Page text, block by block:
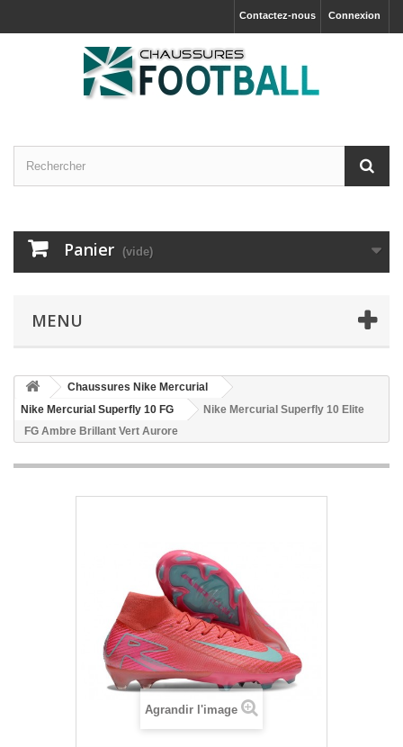
Connexion
Contactez-nous
Panier (vide)
MENU
Chaussures Nike Mercurial
Nike Mercurial Superfly 10 FG
Nike Mercurial Superfly 10 Elite
FG Ambre Brillant Vert Aurore
Agrandir l'image